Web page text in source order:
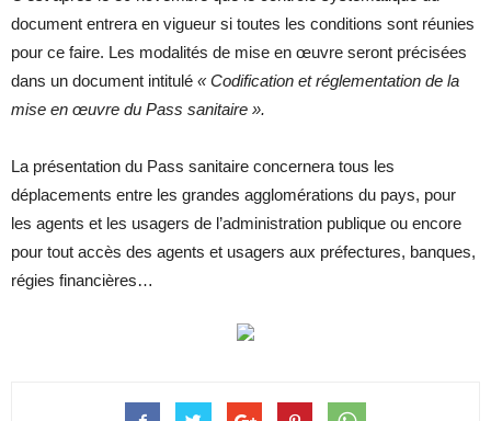
document entrera en vigueur si toutes les conditions sont réunies
pour ce faire. Les modalités de mise en œuvre seront précisées
dans un document intitulé « Codification et réglementation de la
mise en œuvre du Pass sanitaire ».
La présentation du Pass sanitaire concernera tous les
déplacements entre les grandes agglomérations du pays, pour
les agents et les usagers de l’administration publique ou encore
pour tout accès des agents et usagers aux préfectures, banques,
régies financières…